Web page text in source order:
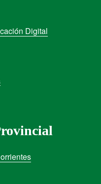
Digital